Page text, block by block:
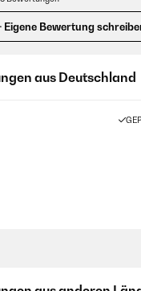
Eigene Bewertung
aus Deutschland